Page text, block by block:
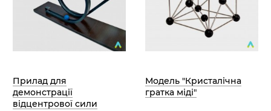
Прилад для
демонстрації
відцентрової сили
Модель "Кристалічна
гратка міді"